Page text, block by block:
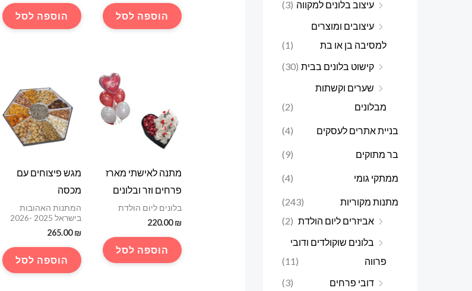
עיצוב בלונים למקווה (3)
עיצובים ומוצרים
למסיבה בן או בת
(1)
קישוט בלונים בבית (30)
שערים וקשתות
מבלונים
(2)
בניית אתרים לעסקים (4)
בר מתוקים (9)
ממתקי גומי (4)
מתנות מקוריות
(243)
אביזרים ליום הולדת (2)
בלונים שוקולדים ודובי
פרווה
(11)
דובי פרחים
(3)
הוספה לסל הוספה לסל
מתנה לאישתי מארז
פרחים וזר ובלונים
בלונים ליום הולדת
220.00₪
הוספה לסל
מגש פיצוחים עם
מכסה
המתנות האהובות
בישראל 2025 -2026
265.00₪
הוספה לסל